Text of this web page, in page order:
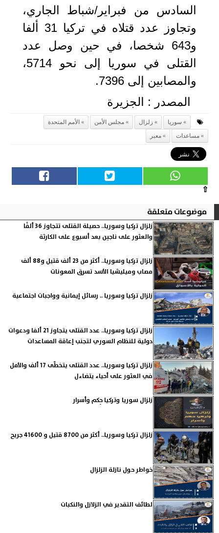
السادس من فبراير/شباط الجاري،
وتجاوز عدد قتلاه في تركيا 31 ألفا
و643 شخصا، في حين وصل عدد
القتلى في سوريا إلى نحو 5714،
والمصابين إلى 7396.
المصدر : الجزيرة
سوريا زلزال مجلس الأمن
الأمم المتحدة
مساعدات
معبر
⇧
موضوعات متعلقة
زلزال تركيا وسوريا.. حصيلة القتلى تتجاوز 36 ألفًا
والعثور على ناجين بعد أسبوع على الكارثة
زلزال تركيا وسوريا.. أكثر من 23 ألف قتيل و88 ألف
مصاب وميليشيا الأسد تسرق المعونات
زلزال تركيا وسوريا .. رسائل إيمانية وواجبات اجتماعية
زلزال تركيا وسوريا.. عدد القتلى يتجاوز 21 ألفا ودعوات
دولية للنظام السوري لتجنب إعاقة المساعدات
زلزال تركيا وسوريا.. عدد القتلى يتخطّى 17 ألف والأمل
في العثور على أحياء يتضاءل
زلزال سوريا وتركيا حِكم وأسرار
زلزال تركيا وسوريا.. أكثر من 8700 قتيل و 41600 جريح
خواطر حول نازلة الزلزال
لطائف التقدير في الزلازل والنكبات